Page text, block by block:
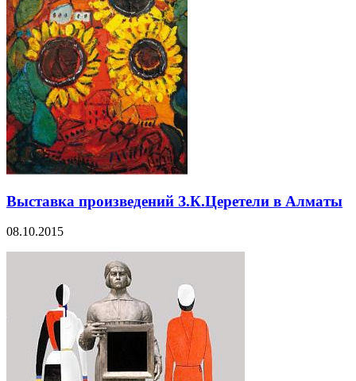
Выставка произведений З.К.Церетели в Алматы
08.10.2015